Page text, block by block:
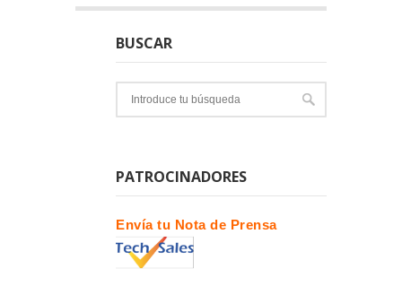
BUSCAR
PATROCINADORES
Envía tu Nota de Prensa